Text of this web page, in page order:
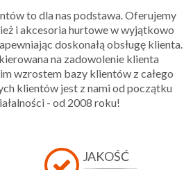
to dla nas podstawa. Oferujemy
i akcesoria hurtowe w wyjątkowo
doskonałą obsługę klienta.
na zadowolenie klienta
wzrostem bazy klientów z całego
klientów jest z nami od początku
- od 2008 roku!
JAKOŚĆ